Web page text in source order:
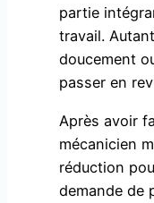
partie
travail.
doucement
passer en
Après avoir
mécanicien
réduction
demande de